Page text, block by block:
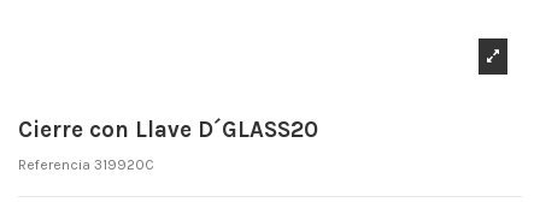
Cierre con Llave D´GLASS20
Referencia 319920C